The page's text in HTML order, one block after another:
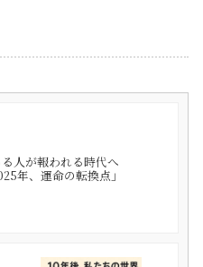
る人が報われる時代へ
年、運命の転換点」